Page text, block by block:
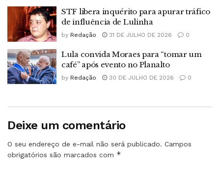
STF libera inquérito para apurar tráfico
de influência de Lulinha
by Redação 31 DE JULHO DE 2026 0
Lula convida Moraes para “tomar um
café” após evento no Planalto
by Redação 30 DE JULHO DE 2026 0
Deixe um comentário
O seu endereço de e-mail não será publicado. Campos
obrigatórios são marcados com *